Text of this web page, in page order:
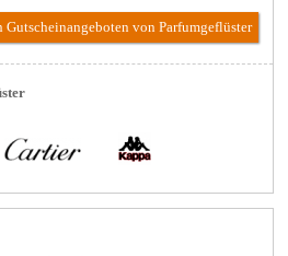
Gutscheinangeboten von Parfumgeflüster